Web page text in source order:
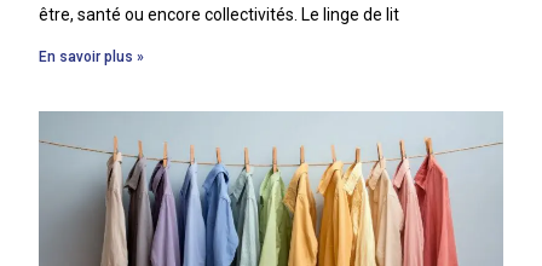
être, santé ou encore collectivités. Le linge de lit
En savoir plus »